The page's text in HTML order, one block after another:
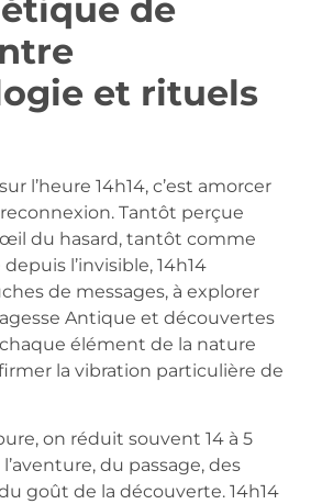
de
et rituels
l’heure 14h14, c’est amorcer
Tantôt perçue
du hasard, tantôt comme
l’invisible, 14h14
de messages, à explorer
Antique et découvertes
élément de la nature
la vibration particulière de
on réduit souvent 14 à 5
l’aventure, du passage, des
goût de la découverte. 14h14